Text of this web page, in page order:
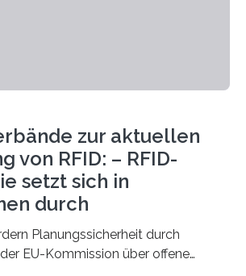
zur aktuellen
von RFID: – RFID-
setzt sich in
durch
Planungssicherheit durch
EU-Kommission über offene